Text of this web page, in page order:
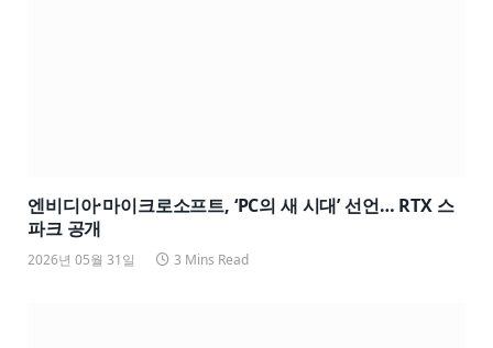
엔비디아·마이크로소프트, ‘PC의 새 시대’ 선언… RTX 스
파크 공개
2026년 05월 31일 3 Mins Read